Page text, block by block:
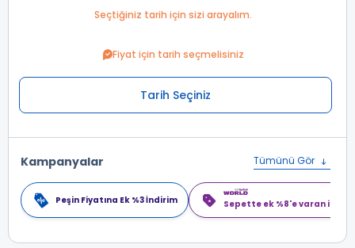
Seçtiğiniz tarih için sizi arayalım.
Fiyat için tarih seçmelisiniz
Tarih Seçiniz
Kampanyalar Tümünü Gör
Peşin Fiyatına Ek %3 İndirim Sepette ek %8'e varan